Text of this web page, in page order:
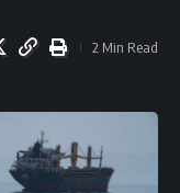
2 Min Read